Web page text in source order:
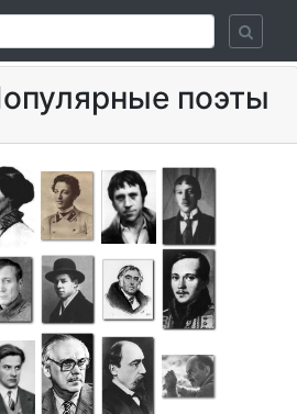
поэты